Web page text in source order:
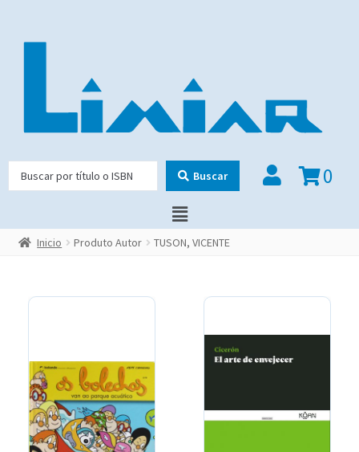
Buscar 0
Inicio Produto Autor TUSON, VICENTE